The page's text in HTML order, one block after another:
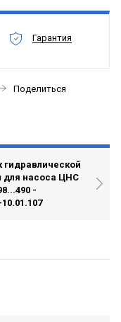
Гарантия
Поделиться
гидравлической
для насоса ЦНС
-